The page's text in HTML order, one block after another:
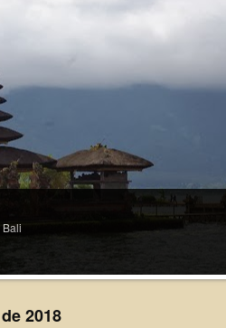
2018